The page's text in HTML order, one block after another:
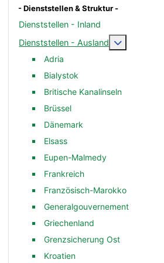
- Dienststellen & Struktur -
Dienststellen - Inland
Dienststellen - Ausland
Weitere
Adria
Bialystok
Britische Kanalinseln
Brüssel
Dänemark
Elsass
Eupen-Malmedy
Frankreich
Französisch-Marokko
Generalgouvernement
Griechenland
Grenzsicherung Ost
Kroatien